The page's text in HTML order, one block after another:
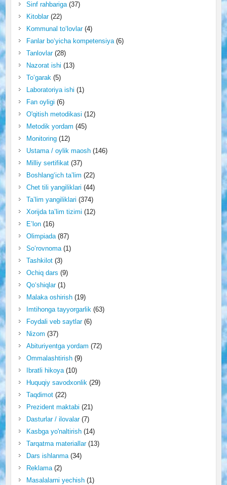
Sinf rahbariga(37)
Kitoblar(22)
Kommunal to‘lovlar(4)
Fanlar bo‘yicha kompetensiya(6)
Tanlovlar(28)
Nazorat ishi (13)
To‘garak(5)
Laboratoriya ishi (1)
Fan oyligi (6)
O'qitish metodikasi (12)
Metodik yordam (45)
Monitoring(12)
Ustama / oylik maosh(146)
Milliy sertifikat(37)
Boshlang‘ich ta’lim (22)
Chet tili yangiliklari (44)
Ta’lim yangiliklari (374)
Xorijda ta’lim tizimi (12)
E’lon(16)
Olimpiada(87)
So‘rovnoma(1)
Tashkilot(3)
Ochiq dars (9)
Qo‘shiqlar(1)
Malaka oshirish(19)
Imtihonga tayyorgarlik(63)
Foydali veb saytlar(6)
Nizom (37)
Abituriyentga yordam (72)
Ommalashtirish(9)
Ibratli hikoya(10)
Huquqiy savodxonlik(29)
Taqdimot(22)
Prezident maktabi (21)
Dasturlar / ilovalar(7)
Kasbga yo'naltirish(14)
Tarqatma materiallar(13)
Dars ishlanma(34)
Reklama(2)
Masalalarni yechish(1)